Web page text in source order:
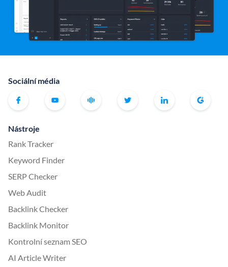
Sociální média
Nástroje
Rank Tracker
Keyword Finder
SERP Checker
Web Audit
Backlink Checker
Backlink Monitor
Kontrolní seznam SEO
AI Article Writer